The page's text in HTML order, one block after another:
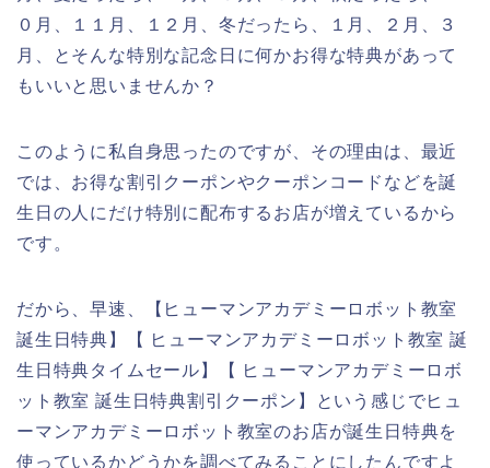
０月、１１月、１２月、冬だったら、１月、２月、３
月、とそんな特別な記念日に何かお得な特典があって
もいいと思いませんか？
このように私自身思ったのですが、その理由は、最近
では、お得な割引クーポンやクーポンコードなどを誕
生日の人にだけ特別に配布するお店が増えているから
です。
だから、早速、【ヒューマンアカデミーロボット教室
誕生日特典】【 ヒューマンアカデミーロボット教室 誕
生日特典タイムセール】【 ヒューマンアカデミーロボ
ット教室 誕生日特典割引クーポン】という感じでヒュ
ーマンアカデミーロボット教室のお店が誕生日特典を
使っているかどうかを調べてみることにしたんですよ